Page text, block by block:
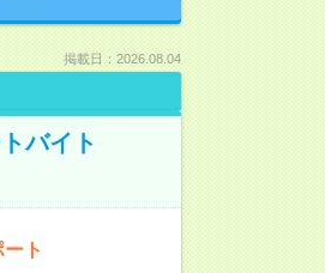
掲載日：2026.08.04
バイト
ト